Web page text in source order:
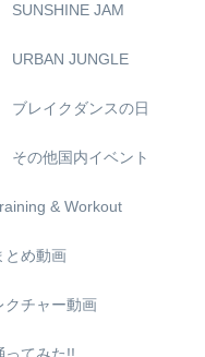
SUNSHINE JAM
URBAN JUNGLE
ブレイクダンスの日
その他国内イベント
& Workout
とめ動画
クチャー動画